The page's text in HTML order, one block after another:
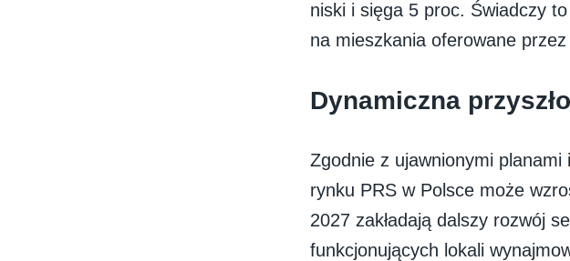
niski i sięga 5 proc. Świadczy
na mieszkania oferowane
Dynamiczna
Zgodnie z ujawnionymi
rynku PRS w Polsce może
2027 zakładają dalszy rozwój
funkcjonujących lokali